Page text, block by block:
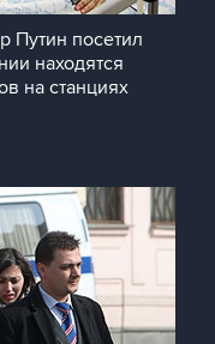
Путин посетил
находятся
на станциях